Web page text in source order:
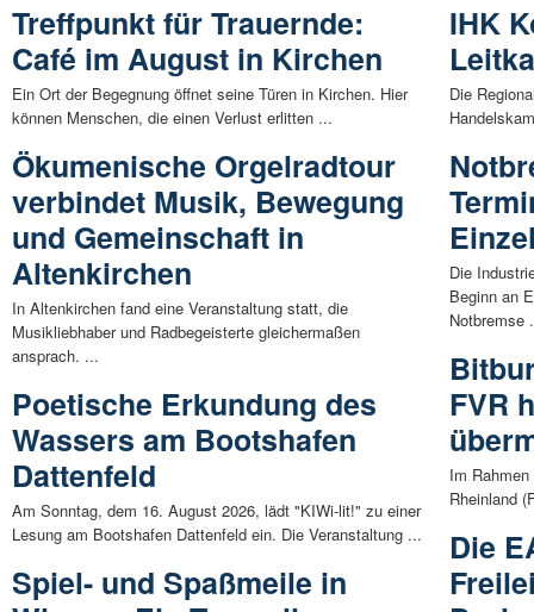
Treffpunkt für Trauernde:
Café im August in Kirchen
Ein Ort der Begegnung öffnet seine Türen in Kirchen. Hier
können Menschen, die einen Verlust erlitten ...
Ökumenische Orgelradtour
verbindet Musik, Bewegung
und Gemeinschaft in
Altenkirchen
In Altenkirchen fand eine Veranstaltung statt, die
Musikliebhaber und Radbegeisterte gleichermaßen
ansprach. ...
Poetische Erkundung des
Wassers am Bootshafen
Dattenfeld
Am Sonntag, dem 16. August 2026, lädt "KIWi-lit!" zu einer
Lesung am Bootshafen Dattenfeld ein. Die Veranstaltung ...
Spiel- und Spaßmeile in
IHK
Die
Die
Beginn an
Notbremse
FVR
Im
Rheinland
Die